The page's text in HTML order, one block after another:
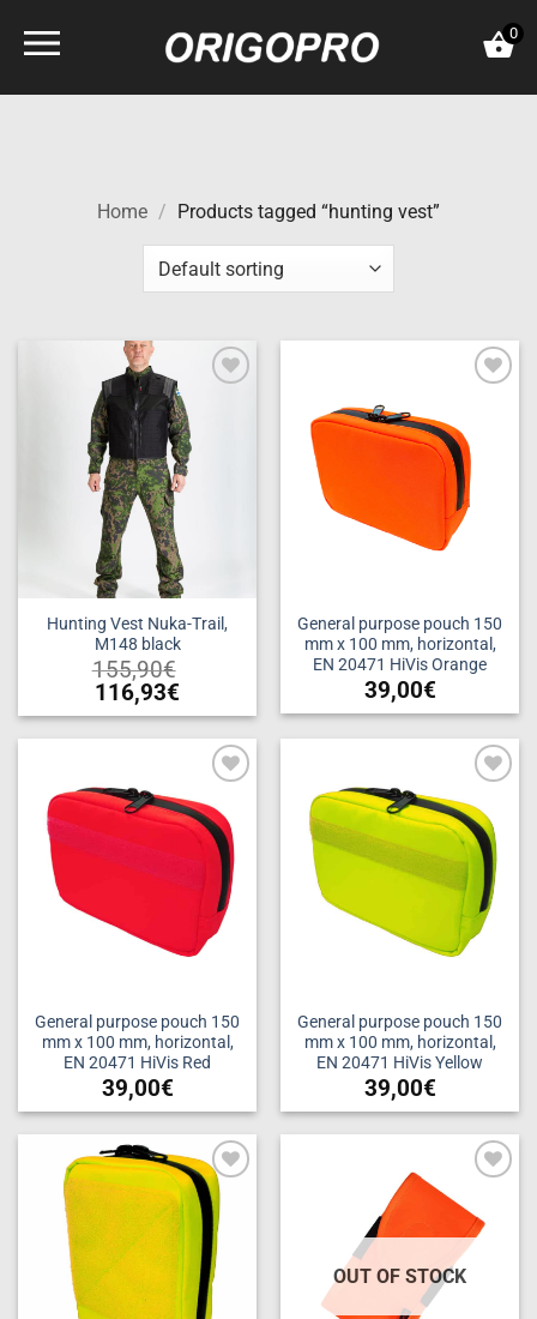
0
Home / Products tagged “hunting vest”
Hunting Vest Nuka-Trail,
M148 black
155,90€
116,93€
This
product
multiple
variants.
The
chosen
product
page
General purpose pouch 150
mm x 100 mm, horizontal,
EN 20471 HiVis Orange
39,00€
Add to
wishlist
General purpose pouch 150
mm x 100 mm, horizontal,
EN 20471 HiVis Red
39,00€
Add to
wishlist
General purpose pouch 150
mm x 100 mm, horizontal,
EN 20471 HiVis Yellow
39,00€
Add to
wishlist
wishlist
OUT OF STOCK